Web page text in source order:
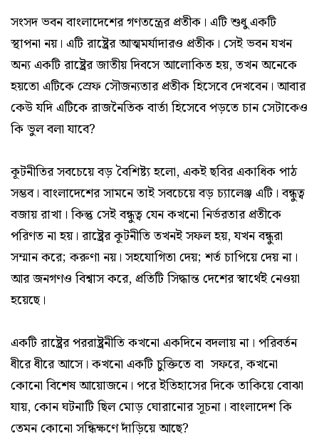
সংসদ ভবন বাংলাদেশের গণতন্ত্রের প্রতীক। এটি শুধু একটি
স্থাপনা নয়। এটি রাষ্ট্রের আত্মমর্যাদারও প্রতীক। সেই ভবন যখন
অন্য একটি রাষ্ট্রের জাতীয় দিবসে আলোকিত হয়, তখন অনেকে
হয়তো এটিকে স্রেফ সৌজন্যতার প্রতীক হিসেবে দেখবেন। আবার
কেউ যদি এটিকে রাজনৈতিক বার্তা হিসেবে পড়তে চান সেটাকেও
কি ভুল বলা যাবে?
কূটনীতির সবচেয়ে বড় বৈশিষ্ট্য হলো, একই ছবির একাধিক পাঠ
সম্ভব। বাংলাদেশের সামনে তাই সবচেয়ে বড় চ্যালেঞ্জ এটি। বন্ধুত্ব
বজায় রাখা। কিন্তু সেই বন্ধুত্ব যেন কখনো নির্ভরতার প্রতীকে
পরিণত না হয়। রাষ্ট্রের কূটনীতি তখনই সফল হয়, যখন বন্ধুরা
সম্মান করে; করুণা নয়। সহযোগিতা দেয়; শর্ত চাপিয়ে দেয় না।
আর জনগণও বিশ্বাস করে, প্রতিটি সিদ্ধান্ত দেশের স্বার্থেই নেওয়া
হয়েছে।
একটি রাষ্ট্রের পররাষ্ট্রনীতি কখনো একদিনে বদলায় না। পরিবর্তন
ধীরে ধীরে আসে। কখনো একটি চুক্তিতে বা সফরে, কখনো
কোনো বিশেষ আয়োজনে। পরে ইতিহাসের দিকে তাকিয়ে বোঝা
যায়, কোন ঘটনাটি ছিল মোড় ঘোরানোর সূচনা। বাংলাদেশ কি
তেমন কোনো সন্ধিক্ষণে দাঁড়িয়ে আছে?